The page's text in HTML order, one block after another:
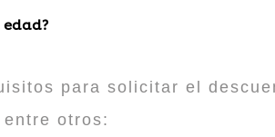
para solicitar el
otros: